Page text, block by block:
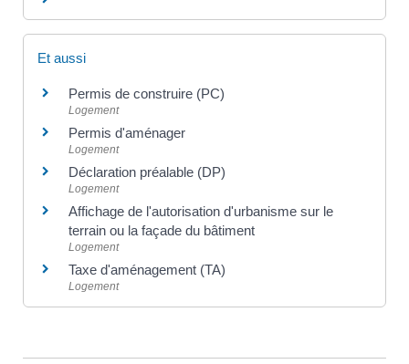
Et aussi
Permis de construire (PC)
Logement
Permis d'aménager
Logement
Déclaration préalable (DP)
Logement
Affichage de l'autorisation d'urbanisme sur le
terrain ou la façade du bâtiment
Logement
Taxe d'aménagement (TA)
Logement